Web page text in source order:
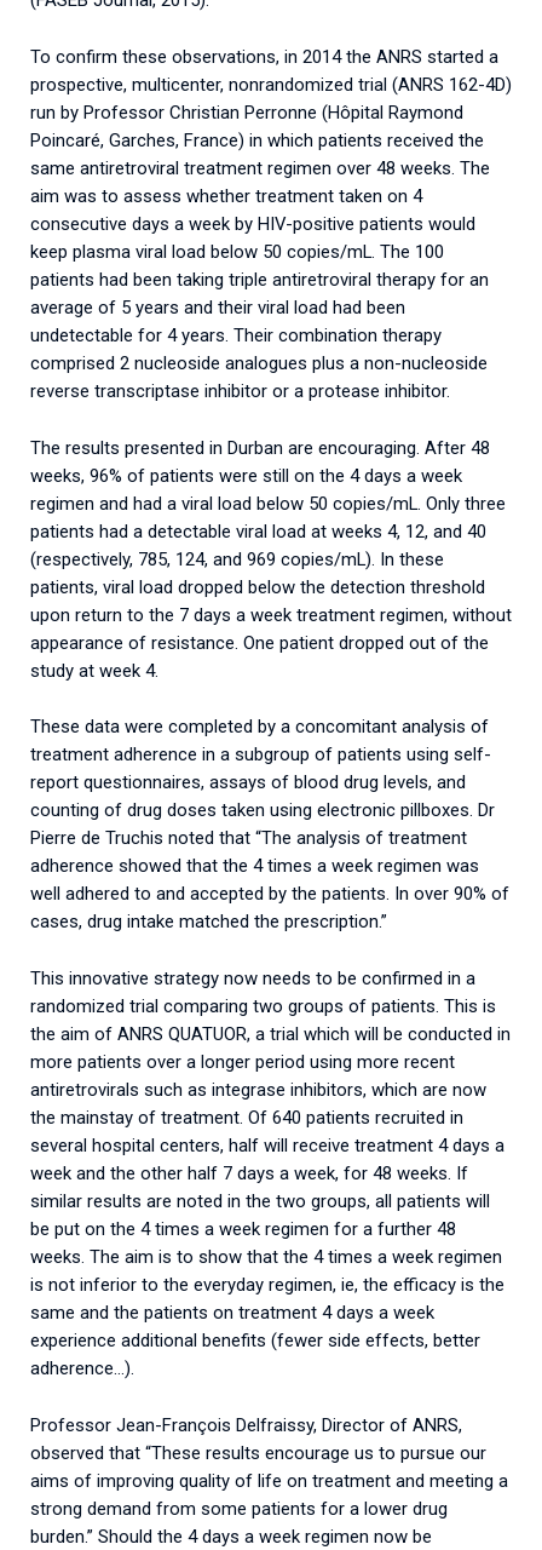
To confirm these observations, in 2014 the ANRS started a
prospective, multicenter, nonrandomized trial (ANRS 162-4D)
run by Professor Christian Perronne (Hôpital Raymond
Poincaré, Garches, France) in which patients received the
same antiretroviral treatment regimen over 48 weeks. The
aim was to assess whether treatment taken on 4
consecutive days a week by HIV-positive patients would
keep plasma viral load below 50 copies/mL. The 100
patients had been taking triple antiretroviral therapy for an
average of 5 years and their viral load had been
undetectable for 4 years. Their combination therapy
comprised 2 nucleoside analogues plus a non-nucleoside
reverse transcriptase inhibitor or a protease inhibitor.
The results presented in Durban are encouraging. After 48
weeks, 96% of patients were still on the 4 days a week
regimen and had a viral load below 50 copies/mL. Only three
patients had a detectable viral load at weeks 4, 12, and 40
(respectively, 785, 124, and 969 copies/mL). In these
patients, viral load dropped below the detection threshold
upon return to the 7 days a week treatment regimen, without
appearance of resistance. One patient dropped out of the
study at week 4.
These data were completed by a concomitant analysis of
treatment adherence in a subgroup of patients using self-
report questionnaires, assays of blood drug levels, and
counting of drug doses taken using electronic pillboxes. Dr
Pierre de Truchis noted that “The analysis of treatment
adherence showed that the 4 times a week regimen was
well adhered to and accepted by the patients. In over 90% of
cases, drug intake matched the prescription.”
This innovative strategy now needs to be confirmed in a
randomized trial comparing two groups of patients. This is
the aim of ANRS QUATUOR, a trial which will be conducted in
more patients over a longer period using more recent
antiretrovirals such as integrase inhibitors, which are now
the mainstay of treatment. Of 640 patients recruited in
several hospital centers, half will receive treatment 4 days a
week and the other half 7 days a week, for 48 weeks. If
similar results are noted in the two groups, all patients will
be put on the 4 times a week regimen for a further 48
weeks. The aim is to show that the 4 times a week regimen
is not inferior to the everyday regimen, ie, the efficacy is the
same and the patients on treatment 4 days a week
experience additional benefits (fewer side effects, better
adherence…).
Professor Jean-François Delfraissy, Director of ANRS,
observed that “These results encourage us to pursue our
aims of improving quality of life on treatment and meeting a
strong demand from some patients for a lower drug
burden.” Should the 4 days a week regimen now be